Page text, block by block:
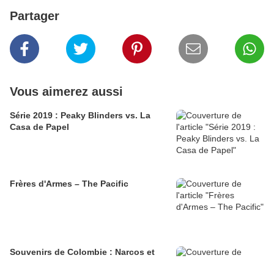
Partager
Vous aimerez aussi
Série 2019 : Peaky Blinders vs. La
Casa de Papel
Frères d'Armes – The Pacific
Souvenirs de Colombie : Narcos et